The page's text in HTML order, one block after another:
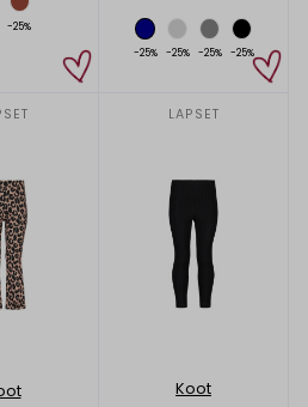
-25%
-25% -25% -25% -25%
LAPSET
Koot